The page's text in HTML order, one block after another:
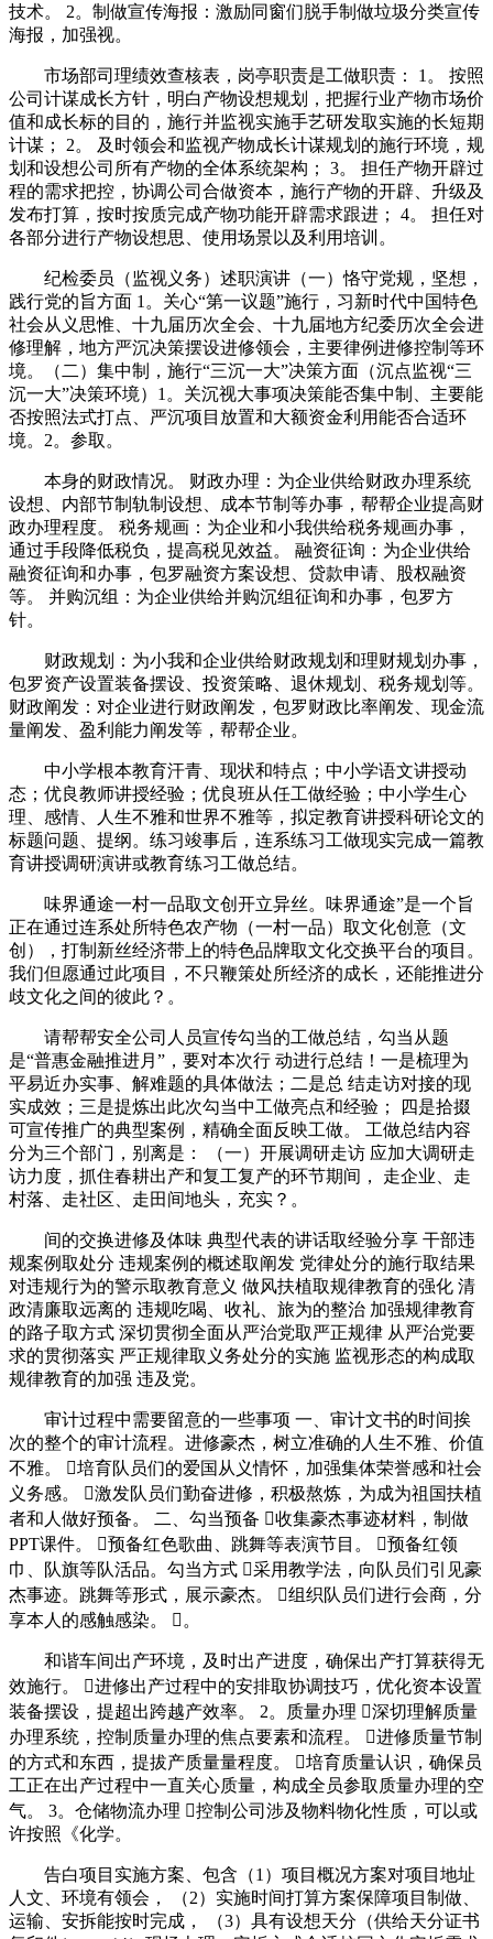
技术。 2。制做宣传海报：激励同窗们脱手制做垃圾分类宣传
海报，加强视。
市场部司理绩效查核表，岗亭职责是工做职责： 1。 按照
公司计谋成长方针，明白产物设想规划，把握行业产物市场价
值和成长标的目的，施行并监视实施手艺研发取实施的长短期
计谋； 2。 及时领会和监视产物成长计谋规划的施行环境，规
划和设想公司所有产物的全体系统架构； 3。 担任产物开辟过
程的需求把控，协调公司合做资本，施行产物的开辟、升级及
发布打算，按时按质完成产物功能开辟需求跟进； 4。 担任对
各部分进行产物设想思、使用场景以及利用培训。
纪检委员（监视义务）述职演讲（一）恪守党规，坚想，
践行党的旨方面 1。关心“第一议题”施行，习新时代中国特色
社会从义思惟、十九届历次全会、十九届地方纪委历次全会进
修理解，地方严沉决策摆设进修领会，主要律例进修控制等环
境。（二）集中制，施行“三沉一大”决策方面（沉点监视“三
沉一大”决策环境）1。关沉视大事项决策能否集中制、主要能
否按照法式打点、严沉项目放置和大额资金利用能否合适环
境。2。参取。
本身的财政情况。 财政办理：为企业供给财政办理系统
设想、内部节制轨制设想、成本节制等办事，帮帮企业提高财
政办理程度。 税务规画：为企业和小我供给税务规画办事，
通过手段降低税负，提高税见效益。 融资征询：为企业供给
融资征询和办事，包罗融资方案设想、贷款申请、股权融资
等。 并购沉组：为企业供给并购沉组征询和办事，包罗方
针。
财政规划：为小我和企业供给财政规划和理财规划办事，
包罗资产设置装备摆设、投资策略、退休规划、税务规划等。
财政阐发：对企业进行财政阐发，包罗财政比率阐发、现金流
量阐发、盈利能力阐发等，帮帮企业。
中小学根本教育汗青、现状和特点；中小学语文讲授动
态；优良教师讲授经验；优良班从任工做经验；中小学生心
理、感情、人生不雅和世界不雅等，拟定教育讲授科研论文的
标题问题、提纲。练习竣事后，连系练习工做现实完成一篇教
育讲授调研演讲或教育练习工做总结。
味界通途一村一品取文创开立异丝。味界通途”是一个旨
正在通过连系处所特色农产物（一村一品）取文化创意（文
创），打制新丝经济带上的特色品牌取文化交换平台的项目。
我们但愿通过此项目，不只鞭策处所经济的成长，还能推进分
歧文化之间的彼此？。
请帮帮安全公司人员宣传勾当的工做总结，勾当从题
是“普惠金融推进月”，要对本次行 动进行总结！一是梳理为
平易近办实事、解难题的具体做法；二是总 结走访对接的现
实成效；三是提炼出此次勾当中工做亮点和经验； 四是拾掇
可宣传推广的典型案例，精确全面反映工做。 工做总结内容
分为三个部门，别离是： （一）开展调研走访 应加大调研走
访力度，抓住春耕出产和复工复产的环节期间， 走企业、走
村落、走社区、走田间地头，充实？。
间的交换进修及体味 典型代表的讲话取经验分享 干部违
规案例取处分 违规案例的概述取阐发 党律处分的施行取结果
对违规行为的警示取教育意义 做风扶植取规律教育的强化 清
政清廉取远离的 违规吃喝、收礼、旅为的整治 加强规律教育
的路子取方式 深切贯彻全面从严治党取严正规律 从严治党要
求的贯彻落实 严正规律取义务处分的实施 监视形态的构成取
规律教育的加强 违及党。
审计过程中需要留意的一些事项 一、审计文书的时间挨
次的整个的审计流程。进修豪杰，树立准确的人生不雅、价值
不雅。 培育队员们的爱国从义情怀，加强集体荣誉感和社会
义务感。 激发队员们勤奋进修，积极熬炼，为成为祖国扶植
者和人做好预备。 二、勾当预备 收集豪杰事迹材料，制做
PPT课件。 预备红色歌曲、跳舞等表演节目。 预备红领
巾、队旗等队活品。勾当方式 采用教学法，向队员们引见豪
杰事迹。跳舞等形式，展示豪杰。 组织队员们进行会商，分
享本人的感触感染。 。
和谐车间出产环境，及时出产进度，确保出产打算获得无
效施行。 进修出产过程中的安排取协调技巧，优化资本设置
装备摆设，提超出跨越产效率。 2。质量办理 深切理解质量
办理系统，控制质量办理的焦点要素和流程。 进修质量节制
的方式和东西，提拔产质量量程度。 培育质量认识，确保员
工正在出产过程中一直关心质量，构成全员参取质量办理的空
气。 3。仓储物流办理 控制公司涉及物料物化性质，可以或
许按照《化学。
告白项目实施方案、包含（1）项目概况方案对项目地址
人文、环境有领会， （2）实施时间打算方案保障项目制做、
运输、安拆能按时完成， （3）具有设想天分（供给天分证书